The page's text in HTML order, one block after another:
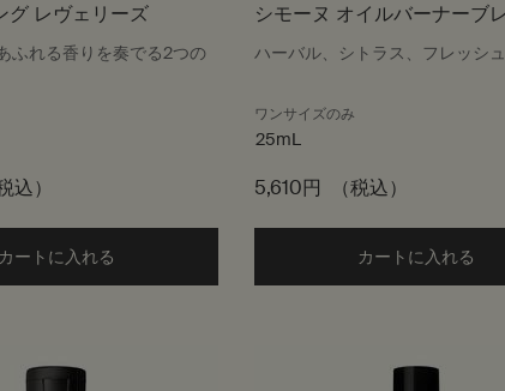
グ レヴェリーズ
ふれる香りを奏でる2つの
込）
カートに入れる Add the リフレッシング レヴェリーズ to cart
シモーヌ オイルバーナーブ
ハーバル、シトラス、フレッシュ
ワンサイズのみ
25mL
5,610円 （税込）
カートに入れる